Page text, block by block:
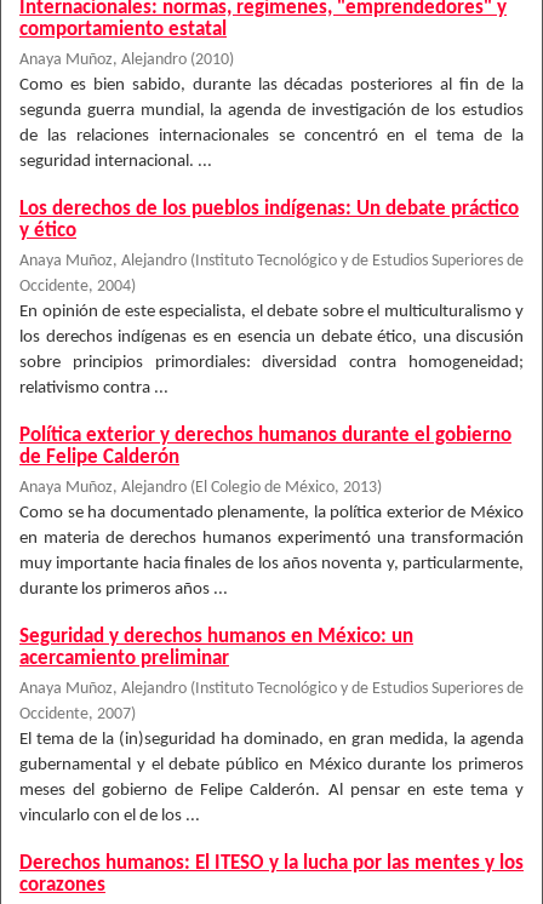
Internacionales: normas, regímenes, "emprendedores" y
comportamiento estatal
Anaya Muñoz, Alejandro (2010)
Como es bien sabido, durante las décadas posteriores al fin de la
segunda guerra mundial, la agenda de investigación de los estudios
de las relaciones internacionales se concentró en el tema de la
seguridad internacional. ...
Los derechos de los pueblos indígenas: Un debate práctico
y ético
Anaya Muñoz, Alejandro ( Instituto Tecnológico y de Estudios Superiores de
Occidente, 2004)
En opinión de este especialista, el debate sobre el multiculturalismo y
los derechos indígenas es en esencia un debate ético, una discusión
sobre principios primordiales: diversidad contra homogeneidad;
relativismo contra ...
Política exterior y derechos humanos durante el gobierno
de Felipe Calderón
Anaya Muñoz, Alejandro ( El Colegio de México, 2013)
Como se ha documentado plenamente, la política exterior de México
en materia de derechos humanos experimentó una transformación
muy importante hacia finales de los años noventa y, particularmente,
durante los primeros años ...
Seguridad y derechos humanos en México: un
acercamiento preliminar
Anaya Muñoz, Alejandro ( Instituto Tecnológico y de Estudios Superiores de
Occidente, 2007)
El tema de la (in)seguridad ha dominado, en gran medida, la agenda
gubernamental y el debate público en México durante los primeros
meses del gobierno de Felipe Calderón. Al pensar en este tema y
vincularlo con el de los ...
Derechos humanos: El ITESO y la lucha por las mentes y los
corazones